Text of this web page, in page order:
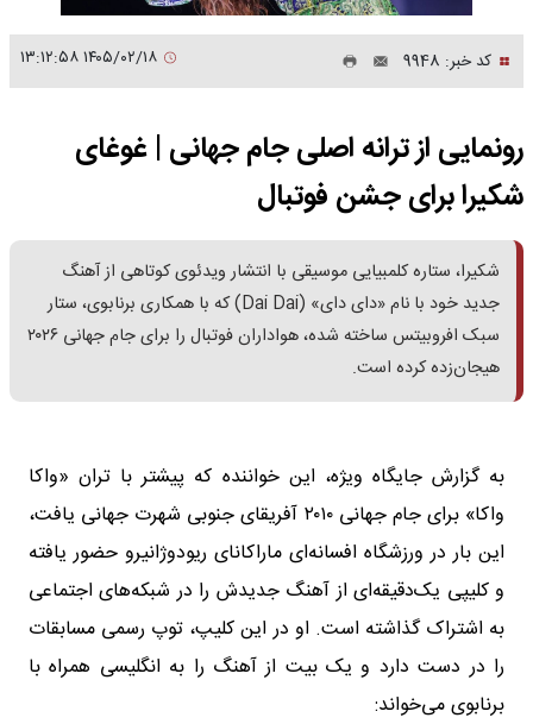
کد خبر: 9948
رونمایی از ترانه اصلی جام جهانی | غوغای
شکیرا برای جشن فوتبال
شکیرا، ستاره کلمبیایی موسیقی با انتشار ویدئوی کوتاهی از آهنگ
جدید خود با نام «دای دای» (Dai Dai) که با همکاری برنابوی، ستار
سبک افروبیتس ساخته شده، هواداران فوتبال را برای جام جهانی ۲۰۲۶
هیجان‌زده کرده است.
به گزارش جایگاه ویژه، این خواننده که پیشتر با تران «واکا
واکا» برای جام جهانی ۲۰۱۰ آفریقای جنوبی شهرت جهانی یافت،
این بار در ورزشگاه افسانه‌ای ماراکانای ریودوژانیرو حضور یافته
و کلیپی یک‌دقیقه‌ای از آهنگ جدیدش را در شبکه‌های اجتماعی
به اشتراک گذاشته است. او در این کلیپ، توپ رسمی مسابقات
را در دست دارد و یک بیت از آهنگ را به انگلیسی همراه با
برنابوی می‌خواند: